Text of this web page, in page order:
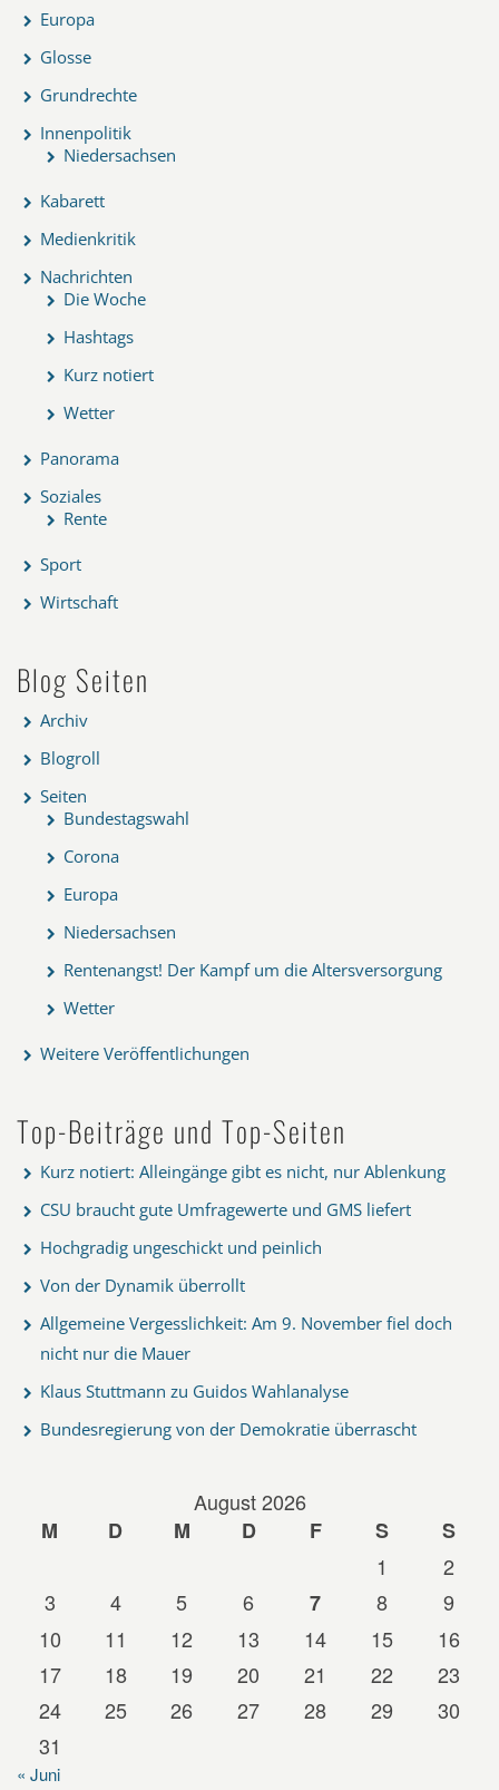
Europa
Glosse
Grundrechte
Innenpolitik
Niedersachsen
Kabarett
Medienkritik
Nachrichten
Die Woche
Hashtags
Kurz notiert
Wetter
Panorama
Soziales
Rente
Sport
Wirtschaft
Blog Seiten
Archiv
Blogroll
Seiten
Bundestagswahl
Corona
Europa
Niedersachsen
Rentenangst! Der Kampf um die Altersversorgung
Wetter
Weitere Veröffentlichungen
Top-Beiträge und Top-Seiten
Kurz notiert: Alleingänge gibt es nicht, nur Ablenkung
CSU braucht gute Umfragewerte und GMS liefert
Hochgradig ungeschickt und peinlich
Von der Dynamik überrollt
Allgemeine Vergesslichkeit: Am 9. November fiel doch
nicht nur die Mauer
Klaus Stuttmann zu Guidos Wahlanalyse
Bundesregierung von der Demokratie überrascht
August 2026
M
D M D F S
S
1
2
3
4 5 6 7 8
9
10
11 12 13 14 15
16
17
18 19 20 21 22
23
24
25 26 27 28 29
30
31
« Juni